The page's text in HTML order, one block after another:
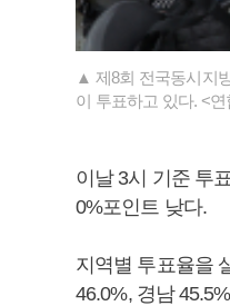
▲ 제8회 전국동시지
이 투표하고 있다. <
이날 3시 기준 투
0%포인트 낮다.
지역별 투표율을
46.0%, 경남